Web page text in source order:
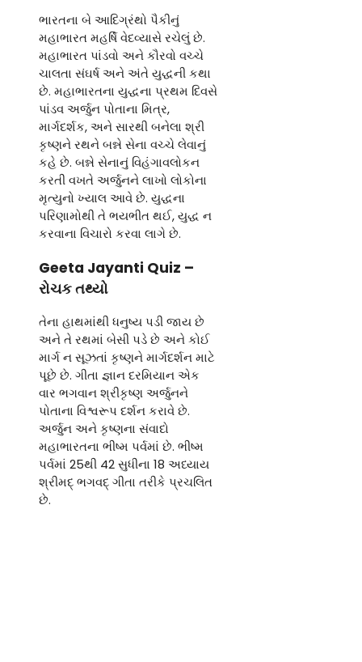
ભારતના બે આદિગ્રંથો પૈકીનું
મહાભારત મહર્ષિ વેદવ્યાસે રચેલું છે.
મહાભારત પાંડવો અને કૌરવો વચ્ચે
ચાલતા સંઘર્ષ અને અંતે યુદ્ધની કથા
છે. મહાભારતના યુદ્ધના પ્રથમ દિવસે
પાંડવ અર્જુન પોતાના મિત્ર,
માર્ગદર્શક, અને સારથી બનેલા શ્રી
કૃષ્ણને રથને બન્ને સેના વચ્ચે લેવાનું
કહે છે. બન્ને સેનાનું વિહંગાવલોકન
કરતી વખતે અર્જુનને લાખો લોકોના
મૃત્યુનો ખ્યાલ આવે છે. યુદ્ધના
પરિણામોથી તે ભયભીત થઈ, યુદ્ધ ન
કરવાના વિચારો કરવા લાગે છે.
Geeta Jayanti Quiz –
રોચક તથ્યો
તેના હાથમાંથી ધનુષ્ય પડી જાય છે
અને તે રથમાં બેસી પડે છે અને કોઈ
માર્ગ ન સૂઝતાં કૃષ્ણને માર્ગદર્શન માટે
પૂછે છે. ગીતા જ્ઞાન દરમિયાન એક
વાર ભગવાન શ્રીકૃષ્ણ અર્જુનને
પોતાના વિશ્વરૂપ દર્શન કરાવે છે.
અર્જુન અને કૃષ્ણના સંવાદો
મહાભારતના ભીષ્મ પર્વમાં છે. ભીષ્મ
પર્વમાં 25થી 42 સુધીના 18 અધ્યાય
શ્રીમદ્ ભગવદ્ ગીતા તરીકે પ્રચલિત
છે.